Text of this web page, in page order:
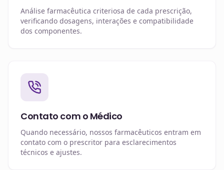
Análise farmacêutica criteriosa de cada prescrição,
verificando dosagens, interações e compatibilidade
dos componentes.
Contato com o Médico
Quando necessário, nossos farmacêuticos entram em
contato com o prescritor para esclarecimentos
técnicos e ajustes.